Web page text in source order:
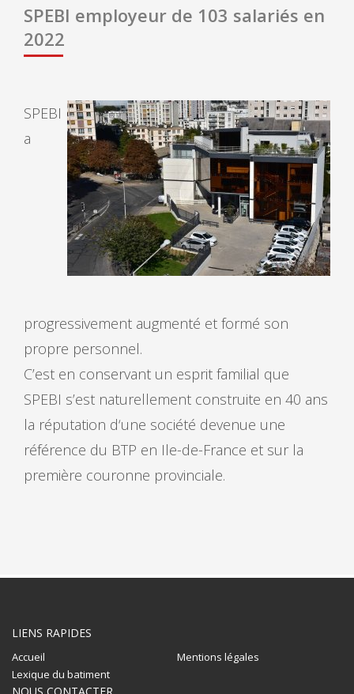
SPEBI employeur de 103 salariés en
2022
SPEBI
a
progressivement augmenté et formé son
propre personnel.
C’est en conservant un esprit familial que
SPEBI s’est naturellement construite en 40 ans
la réputation d‘une société devenue une
référence du BTP en Ile-de-France et sur la
première couronne provinciale.
LIENS RAPIDES
Accueil
Mentions légales
Lexique du batiment